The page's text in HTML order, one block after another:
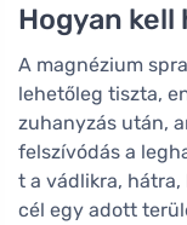
Hogyan kell
A magnézium
lehetőleg tiszta,
zuhanyzás után,
felszívódás a
t a vádlikra, hátra,
cél egy adott